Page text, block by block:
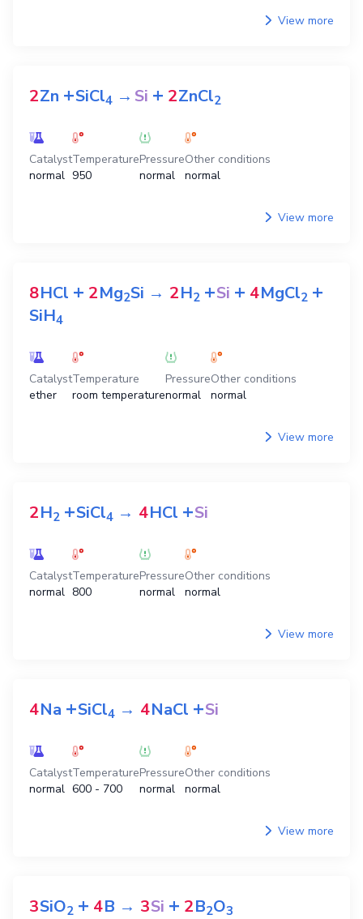
View more
2Zn +SiCl4 →Si + 2ZnCl2
Catalyst
normal
Temperature
950
Pressure
normal
Other conditions
normal
View more
8HCl + 2Mg2Si → 2H2 +Si + 4MgCl2 +
SiH4
Catalyst
ether
Temperature
room temperature
Pressure
normal
Other conditions
normal
View more
2H2 +SiCl4 → 4HCl +Si
Catalyst
normal
Temperature
800
Pressure
normal
Other conditions
normal
View more
4Na +SiCl4 → 4NaCl +Si
Catalyst
normal
Temperature
600 - 700
Pressure
normal
Other conditions
normal
View more
3SiO2 + 4B → 3Si + 2B2O3